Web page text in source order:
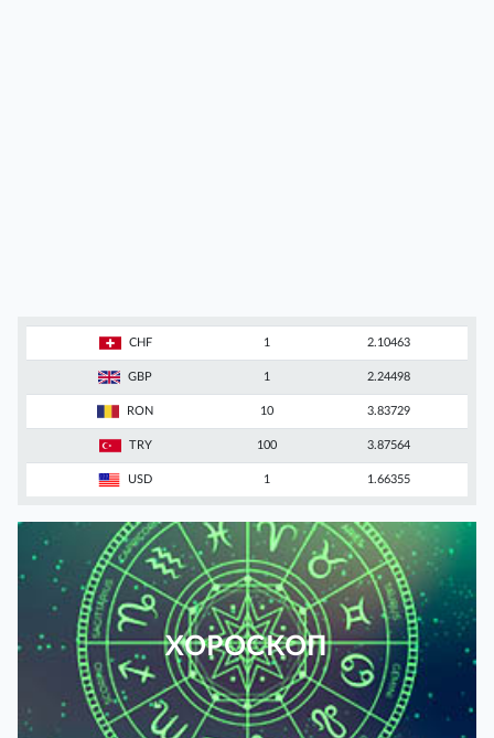
CHF 1 2.10463
GBP 1 2.24498
RON 10 3.83729
TRY 100 3.87564
USD 1 1.66355
ХОРОСКОП